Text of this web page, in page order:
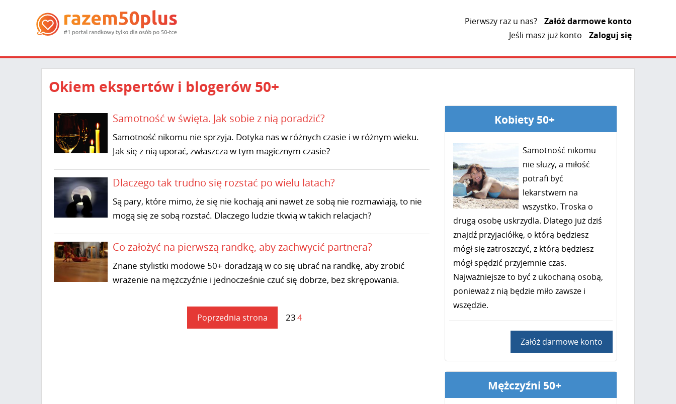
Pierwszy raz u nas?
Załóż darmowe konto
Jeśli masz już konto
Zaloguj się
Okiem ekspertów i blogerów 50+
Samotność w święta. Jak sobie z nią poradzić?
Samotność nikomu nie sprzyja. Dotyka nas w różnych czasie i w różnym wieku.
Jak się z nią uporać, zwłaszcza w tym magicznym czasie?
Dlaczego tak trudno się rozstać po wielu latach?
Są pary, które mimo, że się nie kochają ani nawet ze sobą nie rozmawiają, to nie
mogą się ze sobą rozstać. Dlaczego ludzie tkwią w takich relacjach?
Co założyć na pierwszą randkę, aby zachwycić partnera?
Znane stylistki modowe 50+ doradzają w co się ubrać na randkę, aby zrobić
wrażenie na mężczyźnie i jednocześnie czuć się dobrze, bez skrępowania.
Poprzednia strona 234
Kobiety 50+
Samotność nikomu
nie służy, a miłość
potrafi być
lekarstwem na
wszystko. Troska o
drugą osobę uskrzydla. Dlatego już dziś
znajdź przyjaciółkę, o którą będziesz
mógł się zatroszczyć, z którą będziesz
mógł spędzić przyjemnie czas.
Najważniejsze to być z ukochaną osobą,
ponieważ z nią będzie miło zawsze i
wszędzie.
Załóż darmowe konto
Mężczyźni 50+